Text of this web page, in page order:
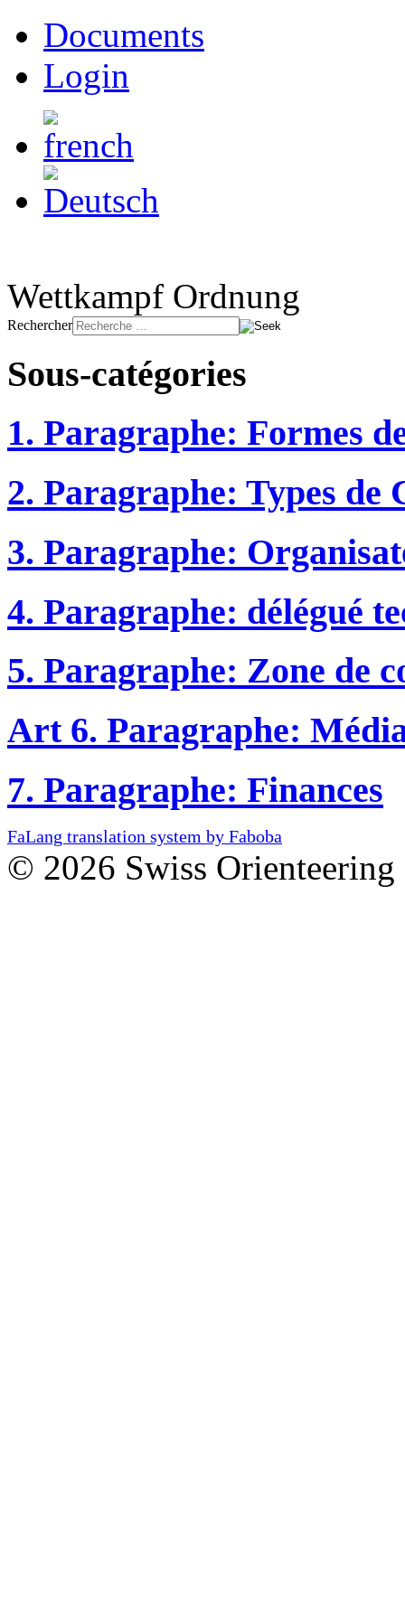
Documents
Login
Wettkampf Ordnung
Rechercher
Sous-catégories
1. Paragraphe: Formes
2. Paragraphe: Types de
3. Paragraphe:
4. Paragraphe: délégué
5. Paragraphe: Zone de
Art 6. Paragraphe:
7. Paragraphe: Finances
FaLang translation system by Faboba
© 2026 Swiss